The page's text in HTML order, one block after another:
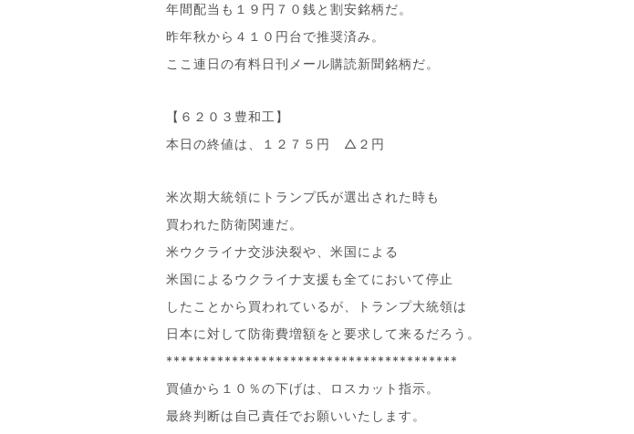
年間配当も１９円７０銭と割安銘柄だ。
昨年秋から４１０円台で推奨済み。
ここ連日の有料日刊メール購読新聞銘柄だ。
【６２０３豊和工】
本日の終値は、１２７５円 △２円
米次期大統領にトランプ氏が選出された時も
買われた防衛関連だ。
米ウクライナ交渉決裂や、米国による
米国によるウクライナ支援も全てにおいて停止
したことから買われているが、トランプ大統領は
日本に対して防衛費増額をと要求して来るだろう。
****************************************
買値から１０％の下げは、ロスカット指示。
最終判断は自己責任でお願いいたします。